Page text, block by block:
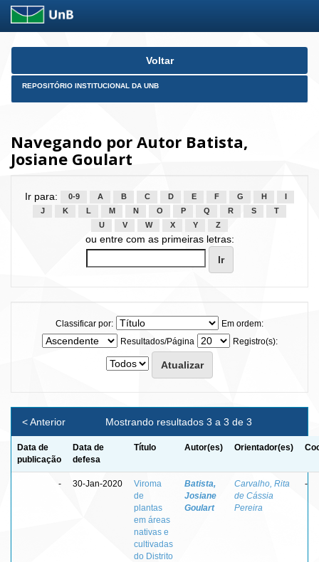
Skip
Voltar
REPOSITÓRIO INSTITUCIONAL DA UNB
Navegando por Autor Batista,
Josiane Goulart
Ir para: 0-9 A B C D E F G H
J
K L M N O P Q R S
T
U
V W X Y Z
ou entre com as primeiras letras:
Classificar por:
Em ordem:
Resultados/Página
Registro(s):
Mostrando resultados 3 a 3 de 3
< Anterior
Data de
publicação
Data de
defesa
Título Autor(es) Orientador(es)
- 30-Jan-2020
Viroma
de
plantas
em áreas
nativas e
cultivadas
do Distrito
Batista,
Josiane
Goulart
Carvalho, Rita
de Cássia
Pereira
-